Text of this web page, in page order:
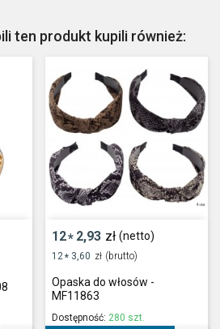
ten produkt kupili również:
12* 2,93 zł (netto)
12 * 3,60 zł (brutto)
Opaska do włosów -
MF11863
Dostępność: 280 szt.